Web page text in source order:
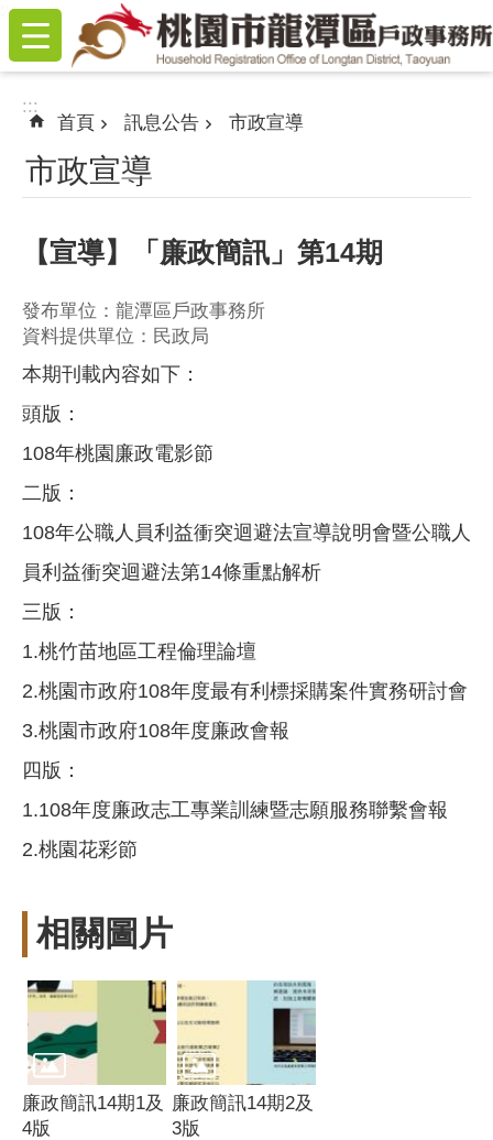
跳到主要內容區塊
:::
:::
首頁 訊息公告 市政宣導
市政宣導
【宣導】「廉政簡訊」第14期
發布單位：龍潭區戶政事務所
資料提供單位：民政局
本期刊載內容如下：
頭版：
108年桃園廉政電影節
二版：
108年公職人員利益衝突迴避法宣導說明會暨公職人
員利益衝突迴避法第14條重點解析
三版：
1.桃竹苗地區工程倫理論壇
2.桃園市政府108年度最有利標採購案件實務研討會
3.桃園市政府108年度廉政會報
四版：
1.108年度廉政志工專業訓練暨志願服務聯繫會報
2.桃園花彩節
相關圖片
廉政簡訊14期1及
4版
廉政簡訊14期2及
3版